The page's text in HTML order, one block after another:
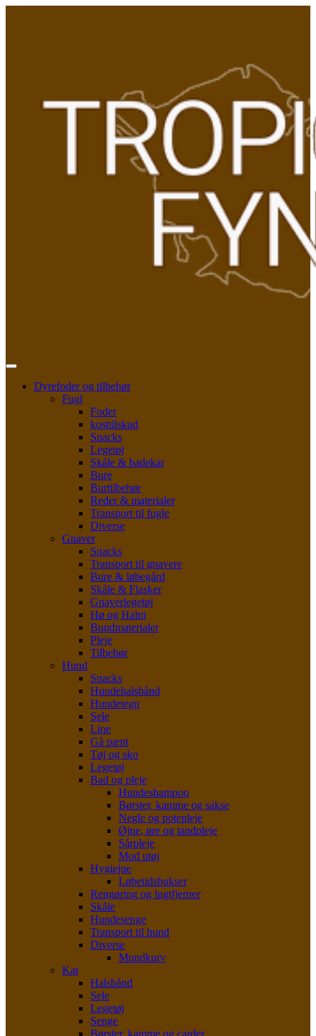
Dyrefoder og tilbehør
Fugl
Foder
kosttilskud
Snacks
Legetøj
Skåle & badekar
Bure
Burtilbehør
Reder & materialer
Transport til fugle
Diverse
Gnaver
Snacks
Transport til gnavere
Bure & løbegård
Skåle & Flasker
Gnaverlegetøj
Hø og Halm
Bundmaterialer
Pleje
Tilbehør
Hund
Snacks
Hundehalsbånd
Hundetegn
Sele
Line
Gå pænt
Tøj og sko
Legetøj
Bad og pleje
Hundeshampoo
Børster, kamme og sakse
Negle og potepleje
Øjne, øre og tandpleje
Sårpleje
Mod utøj
Hygiejne
Løbetidsbukser
Rengøring og lugtfjerner
Skåle
Hundesenge
Transport til hund
Diverse
Mundkurv
Kat
Halsbånd
Sele
Legetøj
Senge
Børster, kamme og carder